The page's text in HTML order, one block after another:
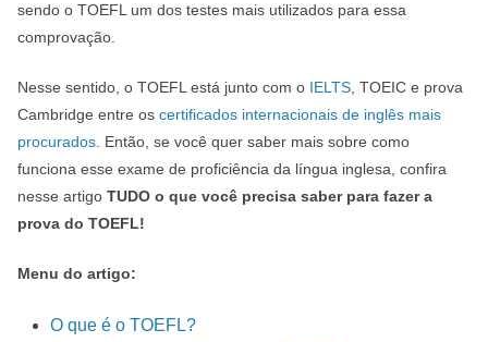
sendo o TOEFL um dos testes mais utilizados para essa
comprovação.
Nesse sentido, o TOEFL está junto com o IELTS , TOEIC e prova
Cambridge entre os certificados internacionais de inglês mais
procurados . Então, se você quer saber mais sobre como
funciona esse exame de proficiência da língua inglesa, confira
nesse artigo TUDO o que você precisa saber para fazer a
prova do TOEFL!
Menu do artigo:
O que é o TOEFL?